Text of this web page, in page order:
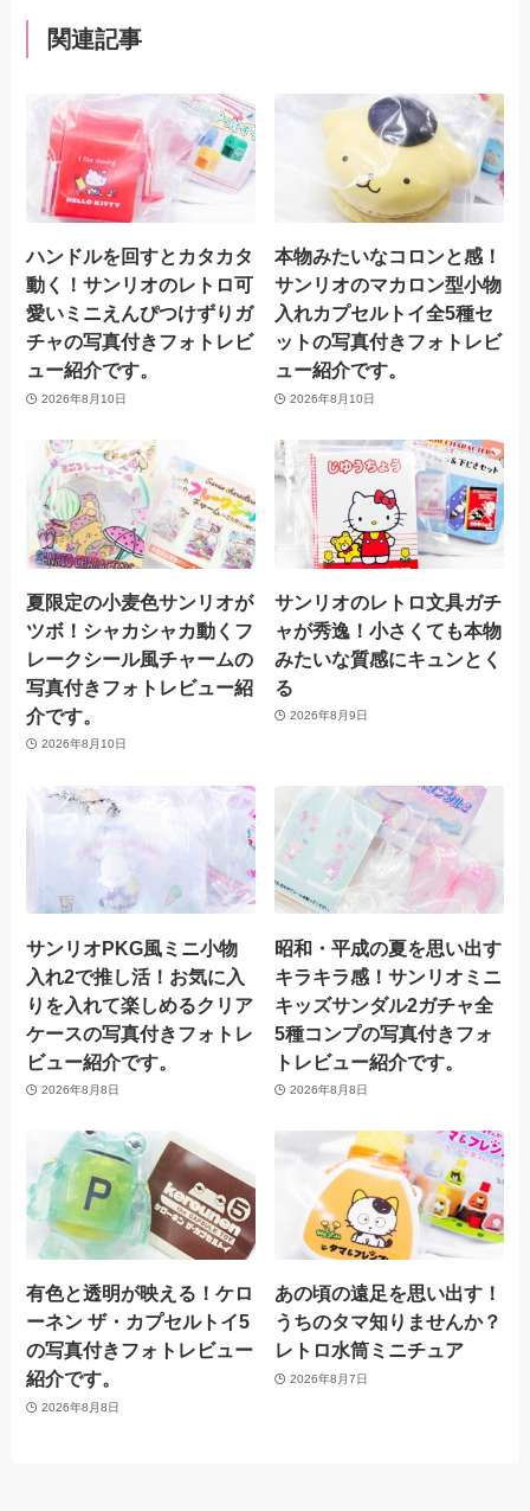
関連記事
ハンドルを回すとカタカタ
動く！サンリオのレトロ可
愛いミニえんぴつけずりガ
チャの写真付きフォトレビ
ュー紹介です。
2026年8月10日
本物みたいなコロンと感！
サンリオのマカロン型小物
入れカプセルトイ全5種セ
ットの写真付きフォトレビ
ュー紹介です。
2026年8月10日
夏限定の小麦色サンリオが
ツボ！シャカシャカ動くフ
レークシール風チャームの
写真付きフォトレビュー紹
介です。
2026年8月10日
サンリオのレトロ文具ガチ
ャが秀逸！小さくても本物
みたいな質感にキュンとく
る
2026年8月9日
サンリオPKG風ミニ小物
入れ2で推し活！お気に入
りを入れて楽しめるクリア
ケースの写真付きフォトレ
ビュー紹介です。
2026年8月8日
昭和・平成の夏を思い出す
キラキラ感！サンリオミニ
キッズサンダル2ガチャ全
5種コンプの写真付きフォ
トレビュー紹介です。
2026年8月8日
有色と透明が映える！ケロ
ーネン ザ・カプセルトイ5
の写真付きフォトレビュー
紹介です。
2026年8月8日
あの頃の遠足を思い出す！
うちのタマ知りませんか？
レトロ水筒ミニチュア
2026年8月7日